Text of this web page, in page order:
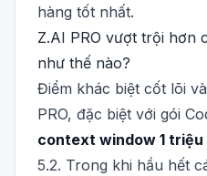
hàng tốt nhất.
Z.AI PRO vượt trội hơn
như thế nào?
Điểm khác biệt cốt lõi
PRO, đặc biệt với gói
context window 1 triệu
5.2. Trong khi hầu hết